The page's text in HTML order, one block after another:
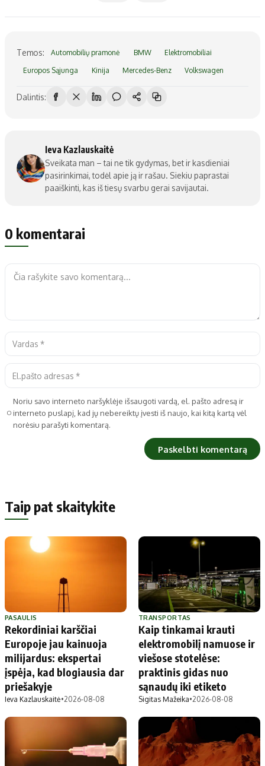
Temos: Automobilių pramonė BMW Elektromobiliai
Europos Sąjunga Kinija Mercedes-Benz Volkswagen
Dalintis:
Ieva Kazlauskaitė
Sveikata man – tai ne tik gydymas, bet ir kasdieniai
pasirinkimai, todėl apie ją ir rašau. Siekiu paprastai
paaiškinti, kas iš tiesų svarbu gerai savijautai.
0 komentarai
Noriu savo interneto naršyklėje išsaugoti vardą, el. pašto adresą ir
interneto puslapį, kad jų nebereiktų įvesti iš naujo, kai kitą kartą vėl
norėsiu parašyti komentarą.
Taip pat skaitykite
PASAULIS
Rekordiniai karščiai
Europoje jau kainuoja
milijardus: ekspertai
įspėja, kad blogiausia dar
priešakyje
Ieva Kazlauskaitė•2026-08-08
TRANSPORTAS
Kaip tinkamai krauti
elektromobilį namuose ir
viešose stotelėse:
praktinis gidas nuo
sąnaudų iki etiketo
Sigitas Mažeika•2026-08-08